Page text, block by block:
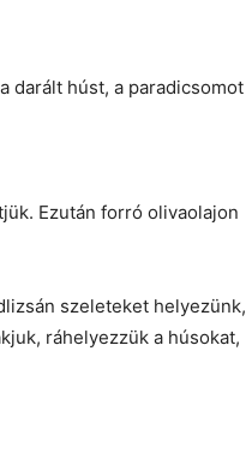
darált húst, a paradicsomot
Ezután forró olivaolajon
szeleteket helyezünk,
ráhelyezzük a húsokat,